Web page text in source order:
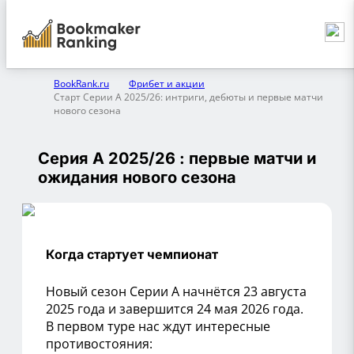
BookRank.ru
Фрибет и акции
Старт Серии А 2025/26: интриги, дебюты и первые матчи
нового сезона
Серия А 2025/26 : первые матчи и
ожидания нового сезона
Когда стартует чемпионат
Новый сезон Серии А начнётся 23 августа
2025 года и завершится 24 мая 2026 года.
В первом туре нас ждут интересные
противостояния: